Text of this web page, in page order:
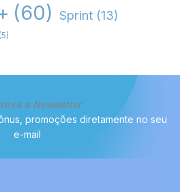
(60) Sprint (13)
(5)
a Newsletter
promoções diretamente no seu
e-mail